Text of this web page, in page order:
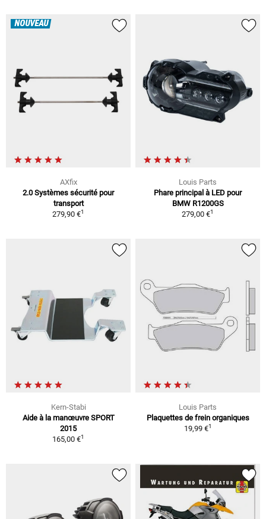
NOUVEAU
AXfix
2.0 Systèmes sécurité pour
transport
279,90 €1
Louis Parts
Phare principal à LED pour
BMW R1200GS
279,00 €1
Kern-Stabi
Aide à la manœuvre SPORT
2015
165,00 €1
Louis Parts
Plaquettes de frein organiques
19,99 €1